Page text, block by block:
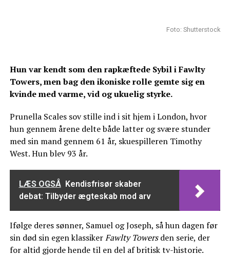
Foto: Shutterstock
Hun var kendt som den rapkæftede Sybil i Fawlty
Towers, men bag den ikoniske rolle gemte sig en
kvinde med varme, vid og ukuelig styrke.
Prunella Scales sov stille ind i sit hjem i London, hvor
hun gennem årene delte både latter og svære stunder
med sin mand gennem 61 år, skuespilleren Timothy
West. Hun blev 93 år.
LÆS OGSÅ Kendisfrisør skaber
debat: Tilbyder ægteskab mod arv
Ifølge deres sønner, Samuel og Joseph, så hun dagen før
sin død sin egen klassikerFawlty Towersden serie, der
for altid gjorde hende til en del af britisk tv-historie.